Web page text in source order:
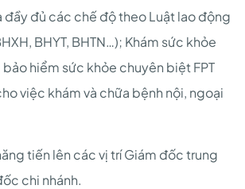
đầy đủ các chế độ theo Luật lao động
BHYT, BHTN…); Khám sức khỏe
hiểm sức khỏe chuyên biệt FPT
việc khám và chữa bệnh nội, ngoại
tiến lên các vị trí Giám đốc trung
chi nhánh.